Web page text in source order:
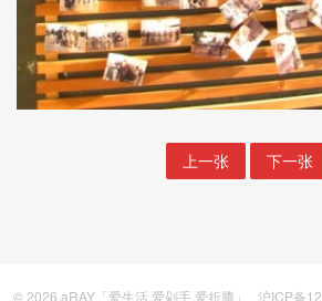
上一张 下一张
© 2026 aRAY「爱生活.爱剁手.爱折腾」 沪ICP备